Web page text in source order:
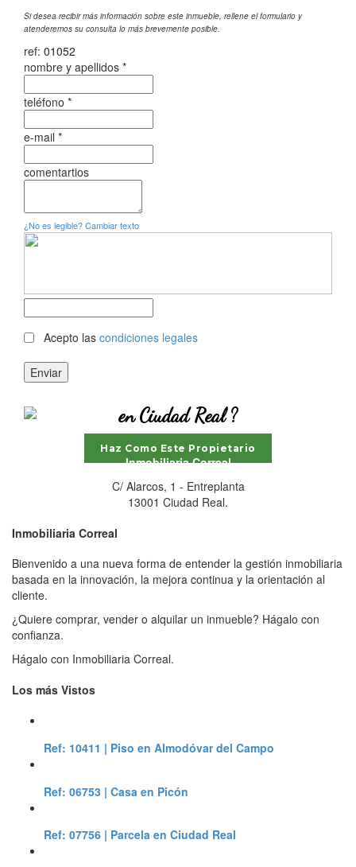
Si desea recibir más información sobre este inmueble, rellene el formulario y
atenderemos su consulta lo más brevemente posible.
ref: 01052
nombre y apellidos *
teléfono *
e-mail *
comentartios
¿No es legible? Cambiar texto
Acepto las condiciones legales
Enviar
en Ciudad Real ?
Haz Como Este Propietario
Inmobiliaria Correal
C/ Alarcos, 1 - Entreplanta
13001 Ciudad Real.
Inmobiliaria Correal
Bienvenido a una nueva forma de entender la gestión inmobiliaria
basada en la innovación, la mejora continua y la orientación al
cliente.
¿Quiere comprar, vender o alquilar un inmueble? Hágalo con
confianza.
Hágalo con Inmobiliaria Correal.
Los más Vistos
Ref: 10411 | Piso en Almodóvar del Campo
Ref: 06753 | Casa en Picón
Ref: 07756 | Parcela en Ciudad Real